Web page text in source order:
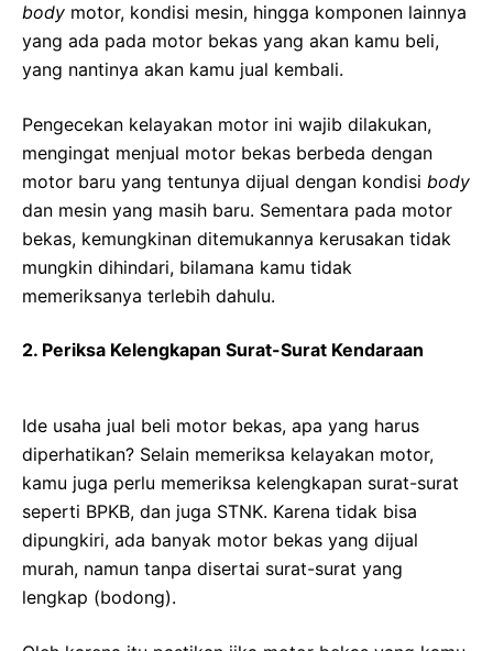
body motor, kondisi mesin, hingga komponen lainnya
yang ada pada motor bekas yang akan kamu beli,
yang nantinya akan kamu jual kembali.
Pengecekan kelayakan motor ini wajib dilakukan,
mengingat menjual motor bekas berbeda dengan
motor baru yang tentunya dijual dengan kondisi body
dan mesin yang masih baru. Sementara pada motor
bekas, kemungkinan ditemukannya kerusakan tidak
mungkin dihindari, bilamana kamu tidak
memeriksanya terlebih dahulu.
2. Periksa Kelengkapan Surat-Surat Kendaraan
Ide usaha jual beli motor bekas, apa yang harus
diperhatikan? Selain memeriksa kelayakan motor,
kamu juga perlu memeriksa kelengkapan surat-surat
seperti BPKB, dan juga STNK. Karena tidak bisa
dipungkiri, ada banyak motor bekas yang dijual
murah, namun tanpa disertai surat-surat yang
lengkap (bodong).